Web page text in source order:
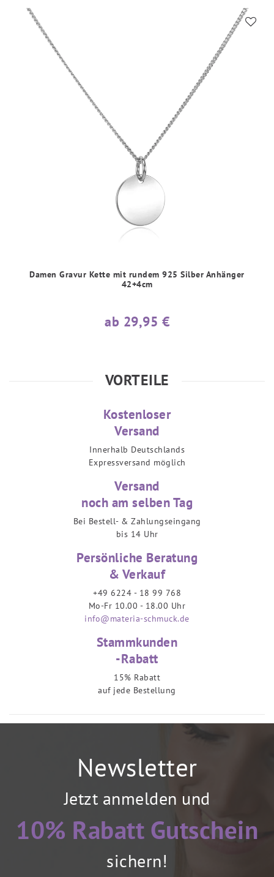
Damen Gravur Kette mit rundem 925 Silber Anhänger
42+4cm
ab 29,95 €
VORTEILE
Kostenloser
Versand
Innerhalb Deutschlands
Expressversand möglich
Versand
noch am selben Tag
Bei Bestell- & Zahlungseingang
bis 14 Uhr
Persönliche Beratung
& Verkauf
+49 6224 - 18 99 768
Mo-Fr 10.00 - 18.00 Uhr
info@materia-schmuck.de
Stammkunden
-Rabatt
15% Rabatt
auf jede Bestellung
Newsletter
Jetzt anmelden und
10% Rabatt Gutschein
sichern!